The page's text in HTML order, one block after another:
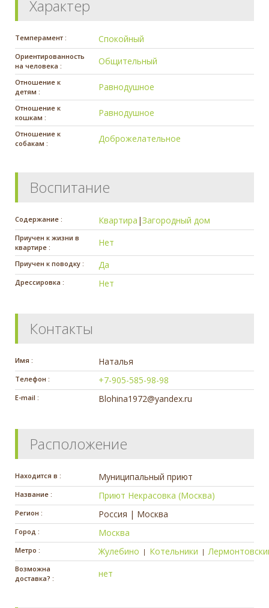
Характер
Темперамент : Спокойный
Ориентированность
на человека :
Общительный
Отношение к
детям :
Равнодушное
Отношение к
кошкам :
Равнодушное
Отношение к
собакам :
Доброжелательное
Воспитание
Содержание : Квартира |Загородный дом
Приучен к жизни в
квартире :
Нет
Приучен к поводку : Да
Дрессировка : Нет
Контакты
Имя : Наталья
Телефон : +7-905-585-98-98
E-mail : Blohina1972@yandex.ru
Расположение
Находится в : Муниципальный приют
Название : Приют Некрасовка (Москва)
Регион : Россия | Москва
Город : Москва
Метро : Жулебино | Котельники |
Возможна
доставка? :
нет